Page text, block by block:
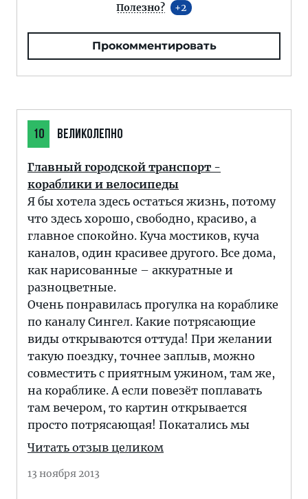
Полезно? 2
Прокомментировать
10 ВЕЛИКОЛЕПНО
Главный городской транспорт -
кораблики и велосипеды
Я бы хотела здесь остаться жизнь, потому
что здесь хорошо, свободно, красиво, а
главное спокойно. Куча мостиков, куча
каналов, один красивее другого. Все дома,
как нарисованные – аккуратные и
разноцветные.
Очень понравилась прогулка на кораблике
по каналу Сингел. Какие потрясающие
виды открываются оттуда! При желании
такую поездку, точнее заплыв, можно
совместить с приятным ужином, там же,
на кораблике. А если повезёт поплавать
там вечером, то картин открывается
просто потрясающая! Покатались мы
Читать отзыв целиком
13 ноября 2013